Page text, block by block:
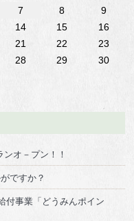
7 8
9
14 15
16
21 22
23
28 29
30
ンオ－プン！！
ですか？
付事業「どうみんポイン